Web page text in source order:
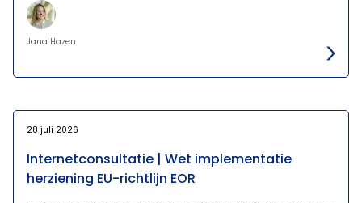
Jana Hazen
28 juli 2026
Internetconsultatie | Wet implementatie
herziening EU-richtlijn EOR